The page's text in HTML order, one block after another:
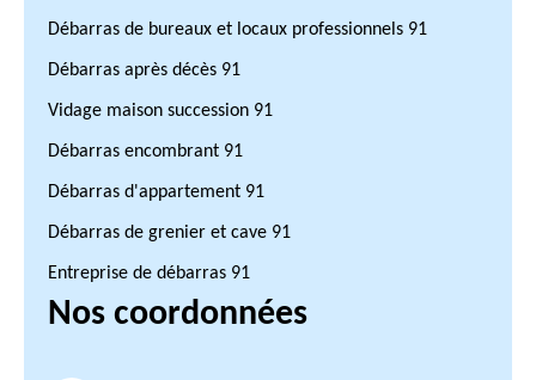
Débarras de bureaux et locaux professionnels 91
Débarras après décès 91
Vidage maison succession 91
Débarras encombrant 91
Débarras d'appartement 91
Débarras de grenier et cave 91
Entreprise de débarras 91
Nos coordonnées